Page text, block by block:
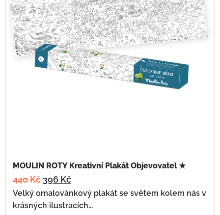
MOULIN ROTY Kreativní Plakát Objevovatel ★
440Kč 396 Kč
Velký omalovánkový plakát se světem kolem nás v
krásných ilustracích...